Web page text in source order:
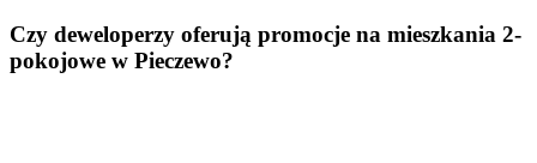
Czy deweloperzy oferują promocje na mieszkania 2-
pokojowe w Pieczewo?